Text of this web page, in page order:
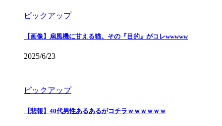
ピックアップ
【画像】扇風機に甘える猫。その『目的』がコレwwwww
2025/6/23
ピックアップ
【悲報】40代男性あるあるがコチラｗｗｗｗｗｗ